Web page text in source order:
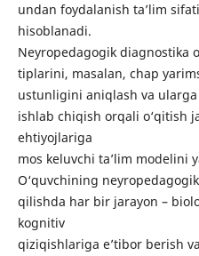
undan foydalanish ta’lim
hisoblanadi.
Neyropedagogik diagnostika
tiplarini, masalan, chap
ustunligini aniqlash va
ishlab chiqish orqali o‘qitish
ehtiyojlariga
mos keluvchi ta’lim modelini
O‘quvchining
qilishda har bir jarayon –
kognitiv
qiziqishlariga e’tibor berish